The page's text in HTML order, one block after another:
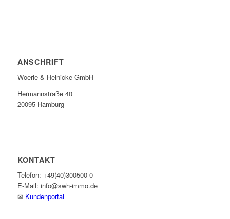
ANSCHRIFT
Woerle & Heinicke GmbH
Hermannstraße 40
20095 Hamburg
KONTAKT
Telefon: +49(40)300500-0
E-Mail: info@swh-immo.de
✉ Kundenportal